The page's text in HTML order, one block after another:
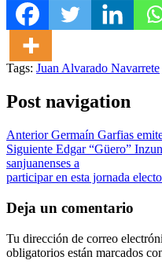
Tags: Juan Alvarado Navarrete
Post navigation
AnteriorGermaín Garfias
Siguiente Edgar “Güero”
sanjuanenses a
participar en esta jornada
Deja un comentario
Tu dirección de correo
obligatorios están marcados